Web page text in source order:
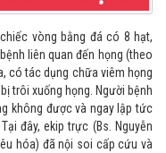
vòng bằng đá có 8 hạt,
liên quan đến họng (theo
có tác dụng chữa viêm họng
trôi xuống họng. Người bệnh
không được và ngay lập tức
đây, ekip trực (Bs. Nguyễn
hóa) đã nội soi cấp cứu và